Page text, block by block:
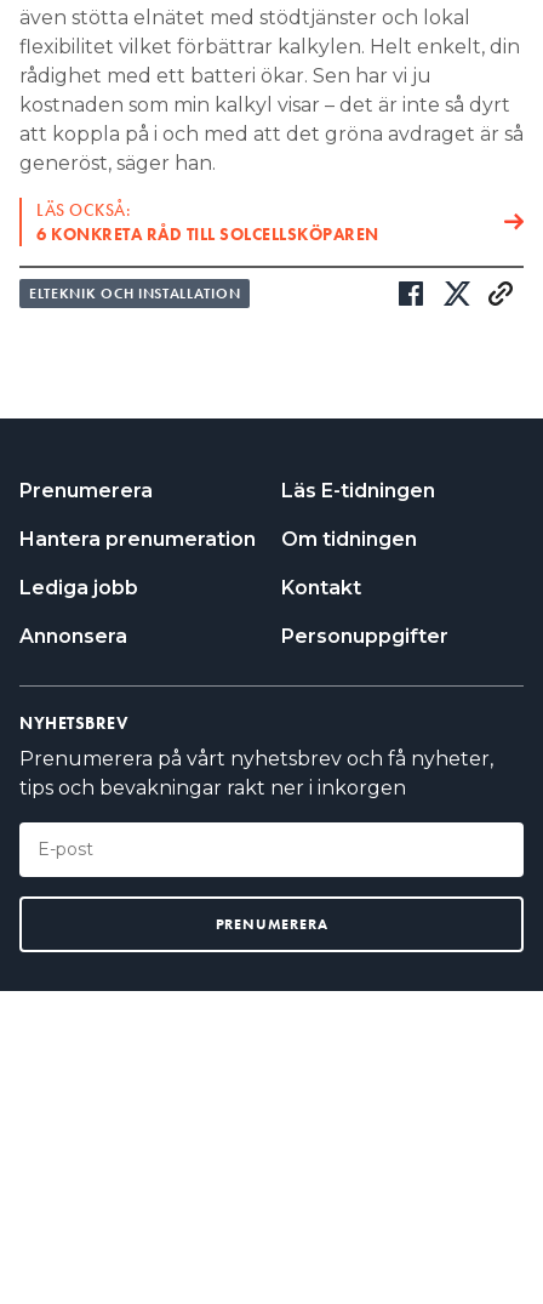
även stötta elnätet med stödtjänster och lokal
flexibilitet vilket förbättrar kalkylen. Helt enkelt, din
rådighet med ett batteri ökar. Sen har vi ju
kostnaden som min kalkyl visar – det är inte så dyrt
att koppla på i och med att det gröna avdraget är så
generöst, säger han.
LÄS OCKSÅ:
6 KONKRETA RÅD TILL SOLCELLSKÖPAREN
ELTEKNIK OCH INSTALLATION
Prenumerera
Hantera prenumeration
Lediga jobb
Annonsera
Läs E-tidningen
Om tidningen
Kontakt
Personuppgifter
NYHETSBREV
Prenumerera på vårt nyhetsbrev och få nyheter,
tips och bevakningar rakt ner i inkorgen